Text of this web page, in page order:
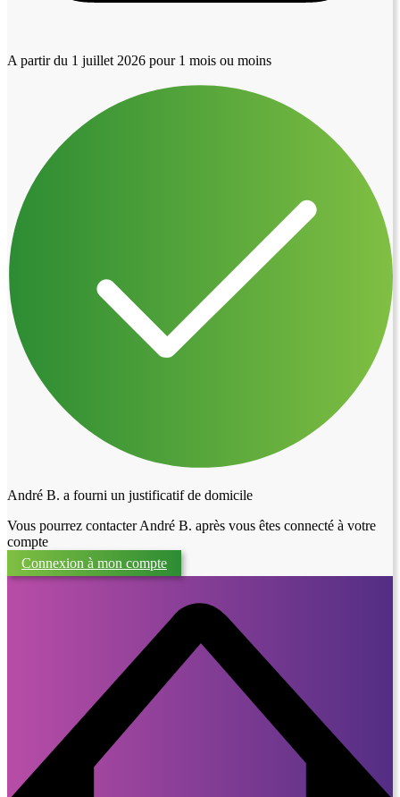
A partir du 1 juillet 2026 pour 1 mois ou moins
André B. a fourni un justificatif de domicile
Vous pourrez contacter André B. après vous êtes connecté à votre
compte
Connexion à mon compte